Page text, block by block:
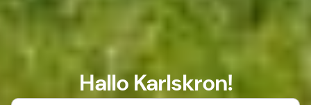
Hallo Karlskron!